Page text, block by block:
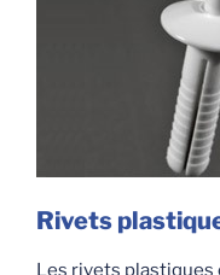
Rivets
Les rivets